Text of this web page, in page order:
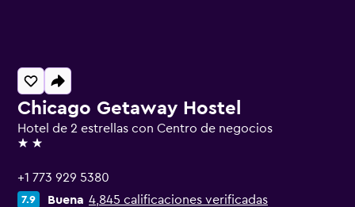
Chicago Getaway Hostel
Hotel de 2 estrellas con Centro de negocios
2 estrellas
+1 773 929 5380
7.9 Buena 4,845 calificaciones verificadas